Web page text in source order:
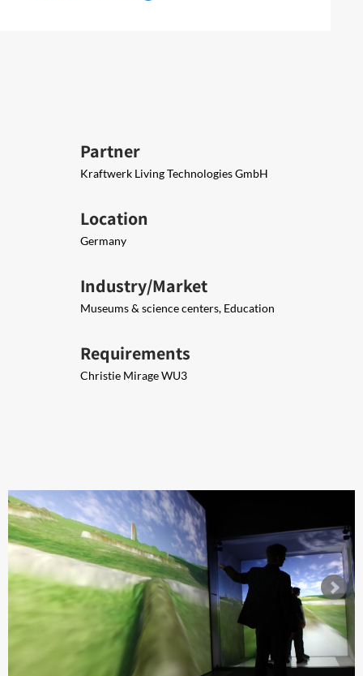
Partner
Kraftwerk Living Technologies GmbH
Location
Germany
Industry/Market
Museums & science centers, Education
Requirements
Christie Mirage WU3